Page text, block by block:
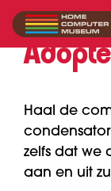
Haal de
zelfs dat we
aan en uit